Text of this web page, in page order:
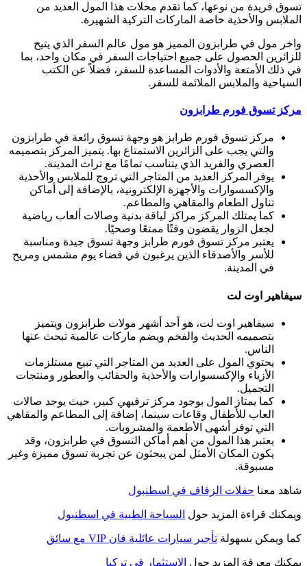
تسوق فريدة من نوعها، كما تقدم محلات هذا المول العديد من
الملابس والأحذية خاصة الماركات التركية الشهيرة.
واخر مول في طرابزون المميز هو مول عالم السفر الذي يتيح
للزائرين الحصول على جميع احتياجات السفر في مكان واحد، بما
في ذلك الأمتعة والأدوات المساعدة للسفر، فضلاً عن الكتب
السياحية والملابس الملائمة للسفر.
مركز تسوق فورم طرابزون
مركز تسوق فورم طرابز هو وجهة تسوق رائعة في طرابزون
والتي يجب على الزائرين الاستمتاع بها. يتميز المركز بتصميمه
العصري والفريد الذي يتناسب تمامًا مع تراث المدينة.
يوفر المركز العديد من المتاجر التي تروج للملابس والأحذية
والإكسسوارات والأجهزة الإلكترونية، بالإضافة إلى أماكن
تناول الطعام والمقاهي والمطاعم.
كما يمتلك المركز مراكز لياقة بدنية وصالات ألعاب رياضية
لجعل الزوار يقضون وقتًا ممتعًا وصحيًا.
يعتبر مركز تسوق فورم طرابز وجهة تسوق جيدة ومناسبة
للأسر والأصدقاء الذين يرغبون في قضاء يوم مشمس ومريح
في المدينة.
سيفاهير اوت لت
سيفاهير اوت لت‎، هو أحد أشهر مولات طرابزون ويتميز
بتصميمه الحديث والفخم ويضم ماركات عالمية تبحث عنها
الناس.
يحتوي المول على العديد من المتاجر التي تبيع مستلزمات
الأزياء والإكسسوارات والأحذية والحقائب والعطور ومنتجات
التجميل.
كما يمتاز المول بوجود مركز ترفيهي كبير، حيث يوجد صالات
العاب للأطفال وقاعات سينما، إضافة إلى المطاعم والمقاهي
التي توفر أشهى الأطعمة والمشروبات.
يعتبر هذا المول من أهم أماكن التسوق في طرابزون، وقد
يكون المكان الأمثل لمن يبحثون عن تجربة تسوق مميزة وغير
مسبوقة.
شاهد معنا حفلات الزفاف في اسطنبول
ويمكنك قراءة المزيد حول السياحة الطبية في اسطنبول
كما ويمكن بسهولة تأجير سيارات عائلية فان VIP مع سائق
يمكنك معرفة المزيد حول الاستثمار في تركيا